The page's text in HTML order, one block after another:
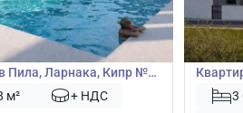
Пила, Ларнака, Кипр №
м² + НДС
€365
№
3